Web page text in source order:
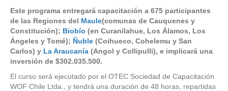
Este programa entregará capacitación a 675 participantes
de las Regiones del Maule(comunas de Cauquenes y
Constitución); Biobío (en Curanilahue, Los Álamos, Los
Ángeles y Tomé); Ñuble (Coihueco, Cohelemu y San
Carlos) y La Araucanía (Angol y Collipulli), e implicará una
inversión de $302.035.500.
El curso será ejecutado por el OTEC Sociedad de Capacitación
WOF Chile Ltda., y tendrá una duración de 48 horas, repartidas